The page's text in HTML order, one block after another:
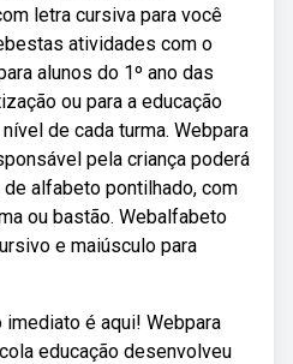
letra cursiva para você
atividades com o
alunos do 1º ano das
ou para a educação
de cada turma. Webpara
pela criança poderá
alfabeto pontilhado, com
ou bastão. Webalfabeto
e maiúsculo para
é aqui! Webpara
educação desenvolveu